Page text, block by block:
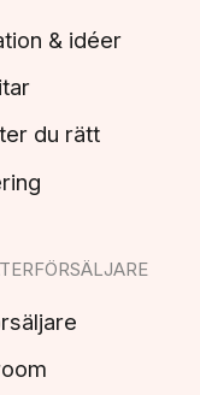
& idéer
du rätt